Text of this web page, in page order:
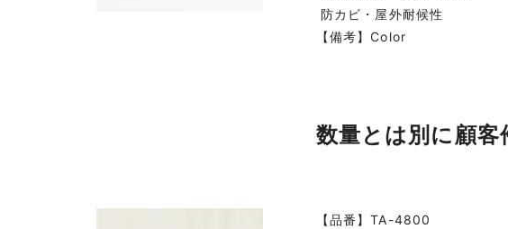
防カビ・屋外耐候性
【備考】Color
数量とは別に顧
【品番】TA-4800